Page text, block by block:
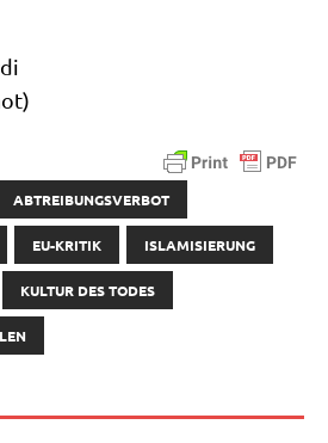
ABTREIBUNGSVERBOT
EU-KRITIK ISLAMISIERUNG
KULTUR DES TODES